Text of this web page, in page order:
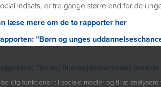
dig funktioner til sociale medier og til at analysere
indsats, er tre gange større end for de
læse mere om de to rapporter her
”Børn og unges
”En vej til arbejdsmarkedet med